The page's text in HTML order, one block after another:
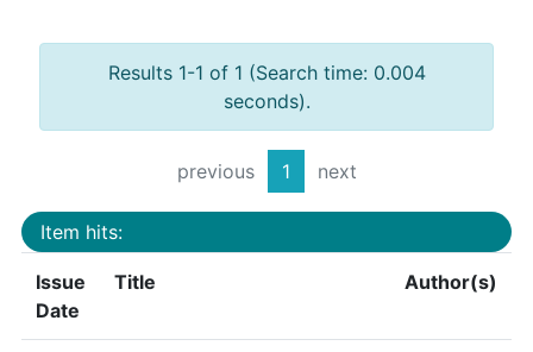
Results 1-1 of 1 (Search time: 0.004
seconds).
previous 1 next
Item hits:
Issue
Date
Title Author(s)